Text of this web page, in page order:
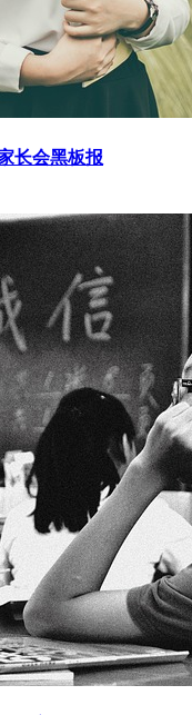
长会黑板报